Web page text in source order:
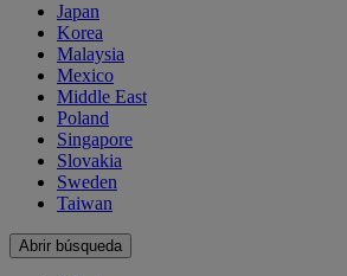
Japan
Korea
Malaysia
Mexico
Middle East
Poland
Singapore
Slovakia
Sweden
Taiwan
Abrir búsqueda